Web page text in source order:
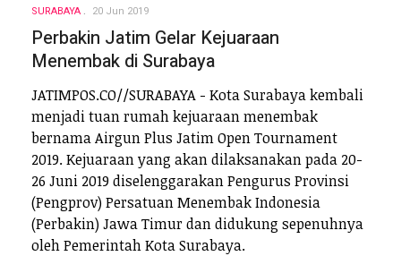
SURABAYA 20 Jun 2019
Perbakin Jatim Gelar Kejuaraan
Menembak di Surabaya
JATIMPOS.CO//SURABAYA - Kota Surabaya kembali
menjadi tuan rumah kejuaraan menembak
bernama Airgun Plus Jatim Open Tournament
2019. Kejuaraan yang akan dilaksanakan pada 20-
26 Juni 2019 diselenggarakan Pengurus Provinsi
(Pengprov) Persatuan Menembak Indonesia
(Perbakin) Jawa Timur dan didukung sepenuhnya
oleh Pemerintah Kota Surabaya.